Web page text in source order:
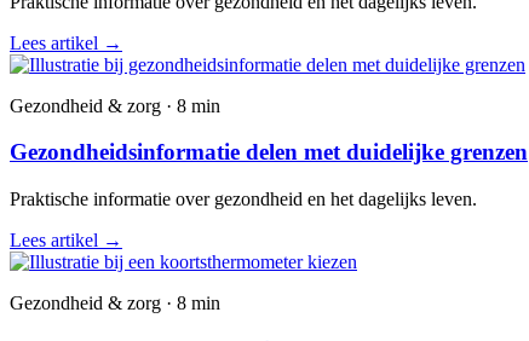
Lees artikel →
Gezondheid & zorg · 8 min
Gezondheidsinformatie delen met duidelijke grenzen
Praktische informatie over gezondheid en het dagelijks leven.
Lees artikel →
Gezondheid & zorg · 8 min